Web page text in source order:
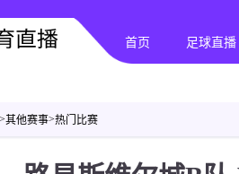
首页 足球直播
>其他赛事>热门比赛